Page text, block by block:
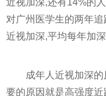
对广州医学生的两年
近视加深,平均每年加深
成年人近视加深
要的原因就是高强度